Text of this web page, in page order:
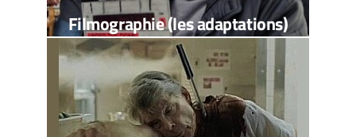
Filmographie (les adaptations)